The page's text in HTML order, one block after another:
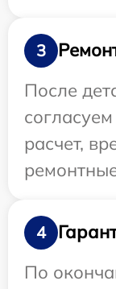
3
После
расчет,
4
По